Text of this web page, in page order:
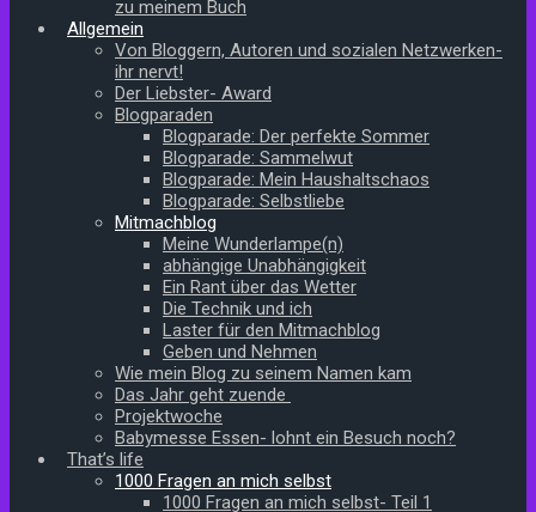
zu meinem Buch
Allgemein
Von Bloggern, Autoren und sozialen Netzwerken-
ihr nervt!
Der Liebster- Award
Blogparaden
Blogparade: Der perfekte Sommer
Blogparade: Sammelwut
Blogparade: Mein Haushaltschaos
Blogparade: Selbstliebe
Mitmachblog
Meine Wunderlampe(n)
abhängige Unabhängigkeit
Ein Rant über das Wetter
Die Technik und ich
Laster für den Mitmachblog
Geben und Nehmen
Wie mein Blog zu seinem Namen kam
Das Jahr geht zuende
Projektwoche
Babymesse Essen- lohnt ein Besuch noch?
That’s life
1000 Fragen an mich selbst
1000 Fragen an mich selbst- Teil 1